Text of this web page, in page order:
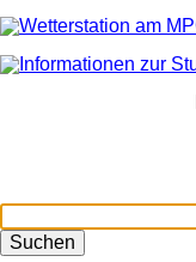
Suchen